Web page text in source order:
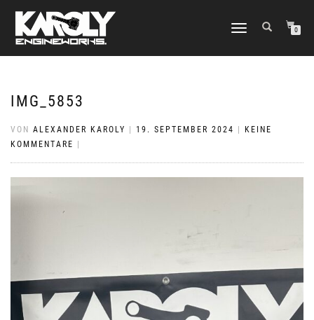
NAVIGATION
0
IMG_5853
VON ALEXANDER KAROLY 19. SEPTEMBER 2024
KEINE
KOMMENTARE